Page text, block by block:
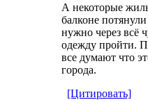
А некоторые
балконе
нужно через всё
одежду пройти.
все думают что
города.
[Цитировать]